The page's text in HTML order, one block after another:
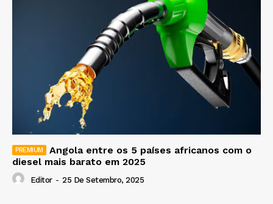
Angola entre os 5 países africanos com o
diesel mais barato em 2025
Editor - 25 De Setembro, 2025